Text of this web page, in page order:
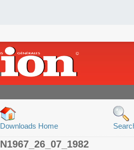
Downloads Home
N1967_26_07_1982